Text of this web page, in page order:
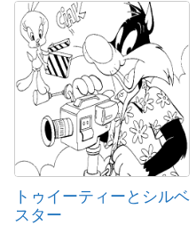
トゥイーティーとシルベ
スター